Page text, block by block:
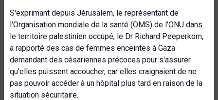
S'exprimant depuis Jérusalem, le représentant de
l'Organisation mondiale de la santé (OMS) de l'ONU dans
le territoire palestinien occupé, le Dr Richard Peeperkorn,
a rapporté des cas de femmes enceintes à Gaza
demandant des césariennes précoces pour s'assurer
qu'elles puissent accoucher, car elles craignaient de ne
pas pouvoir accéder à un hôpital plus tard en raison de la
situation sécuritaire.